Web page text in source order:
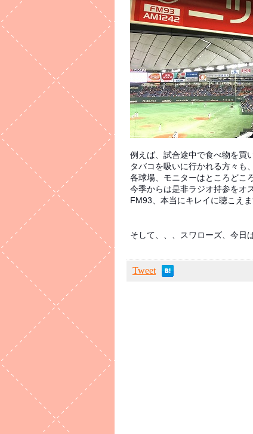
例えば、試合途中で食べ物を買
タバコを吸いに行かれる方々も、
各球場、モニターはところどこ
今季からは是非ラジオ持参をオ
FM93、本当にキレイに聴こえ
そして、、、スワローズ、今日
Tweet